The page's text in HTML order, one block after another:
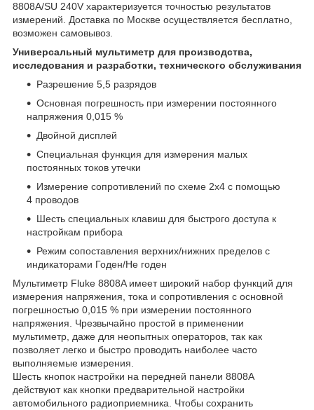
8808A/SU 240V характеризуется точностью результатов
измерений. Доставка по Москве осуществляется бесплатно,
возможен самовывоз.
Универсальный мультиметр для производства,
исследования и разработки, технического обслуживания
Разрешение 5,5 разрядов
Основная погрешность при измерении постоянного
напряжения 0,015 %
Двойной дисплей
Специальная функция для измерения малых
постоянных токов утечки
Измерение сопротивлений по схеме 2x4 с помощью
4 проводов
Шесть специальных клавиш для быстрого доступа к
настройкам прибора
Режим сопоставления верхних/нижних пределов с
индикаторами Годен/Не годен
Мультиметр Fluke 8808A имеет широкий набор функций для
измерения напряжения, тока и сопротивления с основной
погрешностью 0,015 % при измерении постоянного
напряжения. Чрезвычайно простой в применении
мультиметр, даже для неопытных операторов, так как
позволяет легко и быстро проводить наиболее часто
выполняемые измерения.
Шесть кнопок настройки на передней панели 8808A
действуют как кнопки предварительной настройки
автомобильного радиоприемника. Чтобы сохранить